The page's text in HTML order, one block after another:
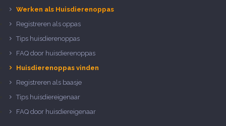
Werken als Huisdierenoppas
Registreren als oppas
Tips huisdierenoppas
FAQ door huisdierenoppas
Huisdierenoppas vinden
Registreren als baasje
Tips huisdiereigenaar
FAQ door huisdiereigenaar